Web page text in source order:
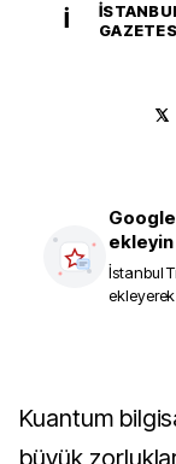
İ
ekleyin
İstanbul
Kuantum bilgisayarların geleceğini belirleyen en
büyük